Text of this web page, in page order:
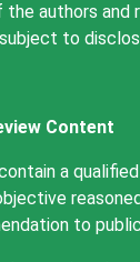
authors and
to
Content
a
to